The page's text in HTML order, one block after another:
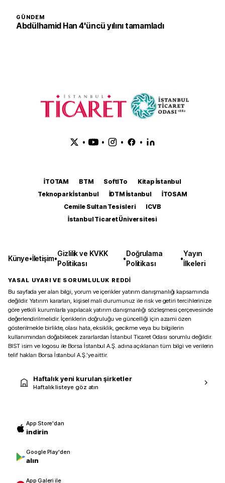
GÜNDEM
Abdülhamid Han 4'üncü yılını tamamladı
• • • •
İTOTAM BTM SoftITo
Kitap İstanbul
Teknopark İstanbul
İDTM İstanbul
İTOSAM
Cemile Sultan Tesisleri
ICVB
İstanbul Ticaret Üniversitesi
Künye•İletişim•
Gizlilik ve KVKK
Politikası
•
Doğrulama
Politikası
•
Yayın
İlkeleri
YASAL UYARI VE SORUMLULUK REDDİ
Bu sayfada yer alan bilgi, yorum ve içerikler yatırım danışmanlığı kapsamında
değildir. Yatırım kararları, kişisel mali durumunuz ile risk ve getiri tercihlerinize
göre yetkili kurumlarla yapılacak yatırım danışmanlığı sözleşmesi çerçevesinde
değerlendirilmelidir. İçeriklerin doğruluğu ve güncelliği için azami özen
gösterilmekle birlikte, olası hata, eksiklik, gecikme veya bu bilgilerin
kullanımından doğabilecek zararlardan İstanbul Ticaret Odası sorumlu değildir.
BIST isim ve logosu ile Borsa İstanbul A.Ş. adına açıklanan tüm bilgi ve verilerin
telif hakları Borsa İstanbul A.Ş.’ye aittir.
Haftalık yeni kurulan şirketler
Haftalık listeye göz atın
App Store'dan
indirin
Google Play'den
alın
App Galeri ile